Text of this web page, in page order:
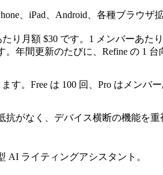
、iPad、Android、各種ブラウザ拡
り月額 $30 です。 1 メンバーあた
年間更新のたびに、Refine の 1 台
す。Free は 100 回、Pro はメンバー
がなく、デバイス横断の機能を重
AI ライティングアシスタント。